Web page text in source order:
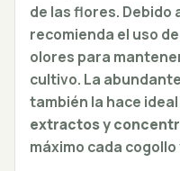
de las flores. Debido
recomienda el uso
olores para
cultivo. La
también la hace
extractos y
máximo cada